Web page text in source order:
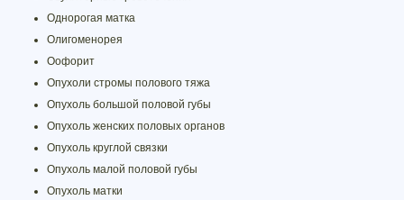
Однорогая матка
Олигоменорея
Оофорит
Опухоли стромы полового тяжа
Опухоль большой половой губы
Опухоль женских половых органов
Опухоль круглой связки
Опухоль малой половой губы
Опухоль матки